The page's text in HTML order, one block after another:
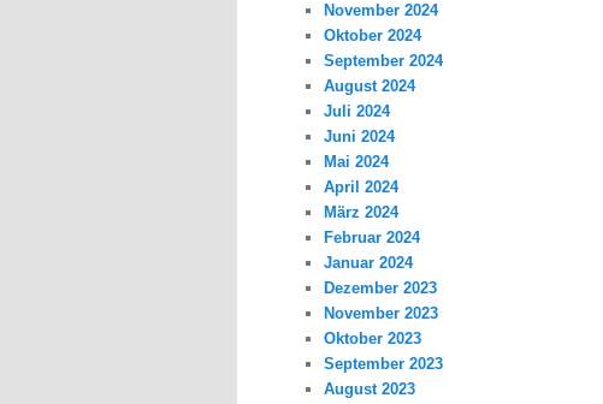
November 2024
Oktober 2024
September 2024
August 2024
Juli 2024
Juni 2024
Mai 2024
April 2024
März 2024
Februar 2024
Januar 2024
Dezember 2023
November 2023
Oktober 2023
September 2023
August 2023